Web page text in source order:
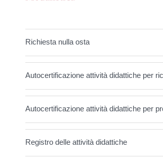
Richiesta nulla osta
Autocertificazione attività didattiche per
Autocertificazione attività didattiche per
Registro delle attività didattiche